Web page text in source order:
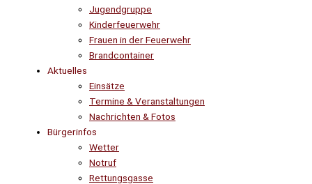
Jugendgruppe
Kinderfeuerwehr
Frauen in der Feuerwehr
Brandcontainer
Aktuelles
Einsätze
Termine & Veranstaltungen
Nachrichten & Fotos
Bürgerinfos
Wetter
Notruf
Rettungsgasse